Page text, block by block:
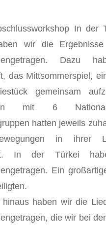
In der
wir die
Dazu
das Mittsommerspiel,
gemeinsam
mit 6
hatten jeweils
in ihrer
In der Türkei
Ein
hinaus haben wir die
die wir bei